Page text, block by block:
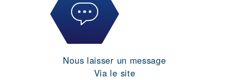
Nous laisser un message
Via le site